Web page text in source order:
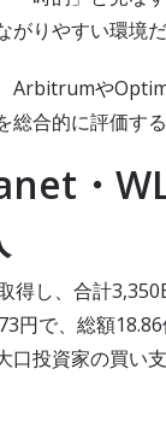
りやすい環境だ
Arbitrumや
合的に評価する
・
し、合計
円で、総額
口投資家の買い